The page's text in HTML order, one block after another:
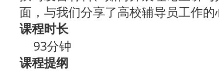
面，与我们分享了高校辅导员工作
课程时长
93分钟
课程提纲